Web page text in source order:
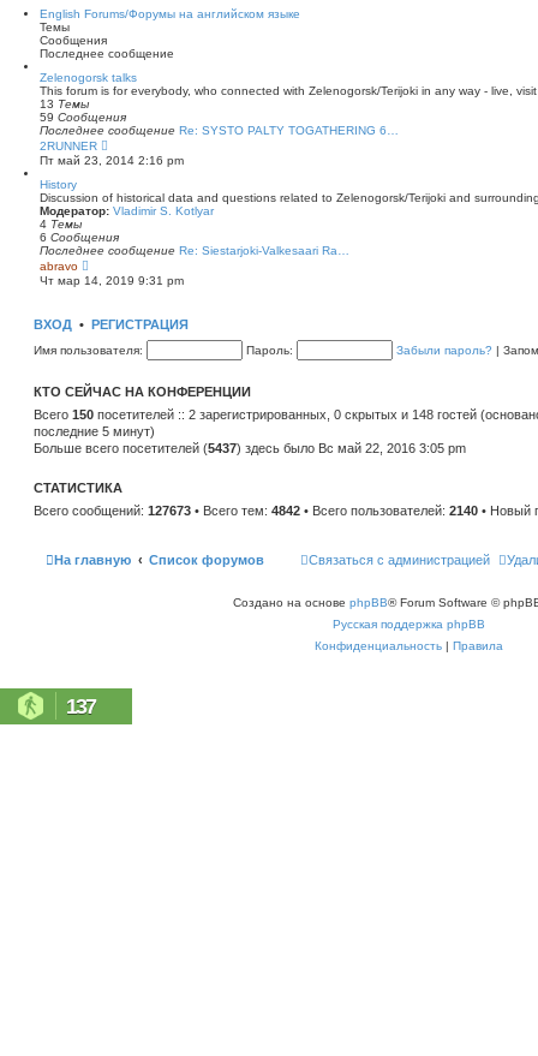
н
е
у
с
о
б
щ
е
н
и
ю
й
и
к
п
о
с
е
д
н
е
с
о
б
щ
н
English Forums/Форумы на английском языке
Темы
Сообщения
Последнее сообщение
Zelenogorsk talks
This forum is for everybody, who connected with Zelenogorsk/Terijoki in any way - live,
13 Темы
59 Сообщения
Последнее сообщение Re: SYSTO PALTY TOGATHERING 6…
2RUNNER
е
р
й
т
к
п
с
л
н
м
о
б
щ
е
ю
Пт май 23, 2014 2:16 pm
History
Discussion of historical data and questions related to Zelenogorsk/Terijoki and
Модератор: Vladimir S. Kotlyar
4 Темы
6 Сообщения
Последнее сообщение Re: Siestarjoki-Valkesaari Ra…
abravo
е
р
т
к
о
с
л
е
д
н
у
о
е
Чт мар 14, 2019 9:31 pm
ВХОД • РЕГИСТРАЦИЯ
Имя пользователя: Пароль: Забыли пароль? |
КТО СЕЙЧАС НА КОНФЕРЕНЦИИ
Всего 150 посетителей :: 2 зарегистрированных, 0 скрытых и 148 гостей
последние 5 минут)
Больше всего посетителей (5437) здесь было Вс май 22, 2016 3:05 pm
СТАТИСТИКА
Всего сообщений: 127673 • Всего тем: 4842 • Всего пользователей: 2140 • Новый
На главную Список форумов Связаться с администрацией
Создано на основе phpBB® Forum Software ©
Русская поддержка phpBB
Конфиденциальность | Правила
137